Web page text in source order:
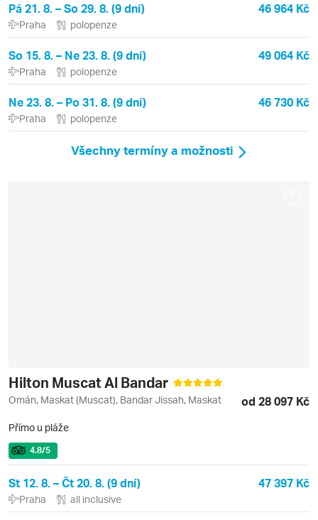
Pá 21. 8. – So 29. 8. (9 dní) 46 964 Kč
Praha polopenze
So 15. 8. – Ne 23. 8. (9 dní) 49 064 Kč
Praha polopenze
Ne 23. 8. – Po 31. 8. (9 dní) 46 730 Kč
Praha polopenze
Všechny termíny a možnosti
Hilton Muscat Al Bandar
Omán, Maskat (Muscat), Bandar Jissah, Maskat od 28 097 Kč
Přímo u pláže
4.8/5
St 12. 8. – Čt 20. 8. (9 dní) 47 397 Kč
Praha all inclusive